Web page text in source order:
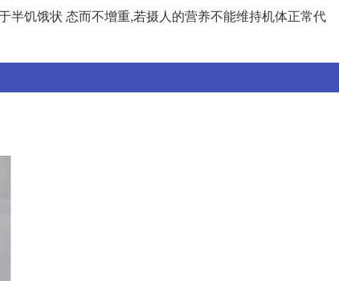
半饥饿状 态而不增重,若摄人的营养不能维持机体正常代